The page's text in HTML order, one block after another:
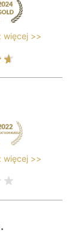
więcej >>
więcej >>